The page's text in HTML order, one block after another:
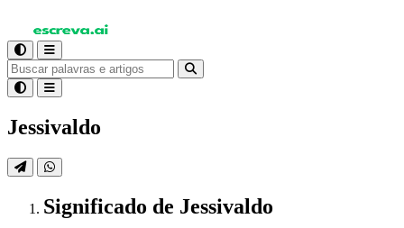
Jessivaldo
Significado de Jessivaldo